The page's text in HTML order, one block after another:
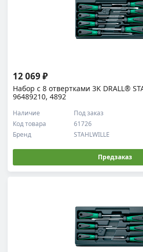
Набор с 8 отвертками 3K DRALL®
96489210, 4892
Код товара 61726
Наличие Под заказ
Бренд STAHLWILLE
12 069 ₽
Предзаказ